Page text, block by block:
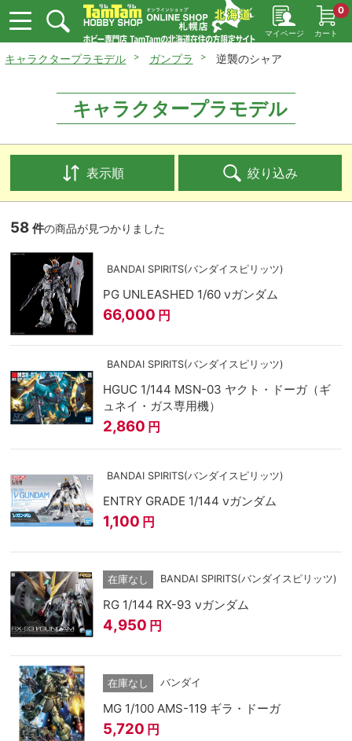
マイページ カート
0
キャラクタープラモデル ガンプラ 逆襲のシャア
キャラクタープラモデル
表示順 絞り込み
58 件の商品が見つかりました
BANDAI SPIRITS(バンダイスピリッツ)
PG UNLEASHED 1/60 νガンダム
66,000 円
BANDAI SPIRITS(バンダイスピリッツ)
HGUC 1/144 MSN-03 ヤクト・ドーガ（ギ
ュネイ・ガス専用機）
2,860 円
BANDAI SPIRITS(バンダイスピリッツ)
ENTRY GRADE 1/144 νガンダム
1,100 円
在庫なし BANDAI SPIRITS(バンダイスピリッツ)
RG 1/144 RX-93 νガンダム
4,950 円
在庫なし バンダイ
MG 1/100 AMS-119 ギラ・ドーガ
5,720 円